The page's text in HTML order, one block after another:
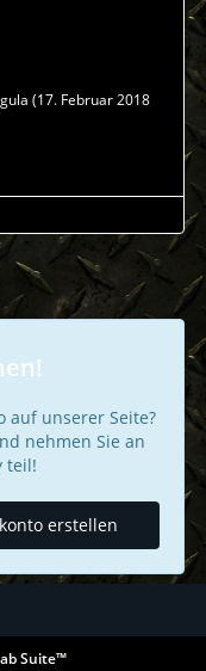
(17. Februar 2018
auf unserer Seite?
nehmen Sie an
teil!
erstellen
Suite™